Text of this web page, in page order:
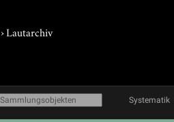
›Lautarchiv
Systematik